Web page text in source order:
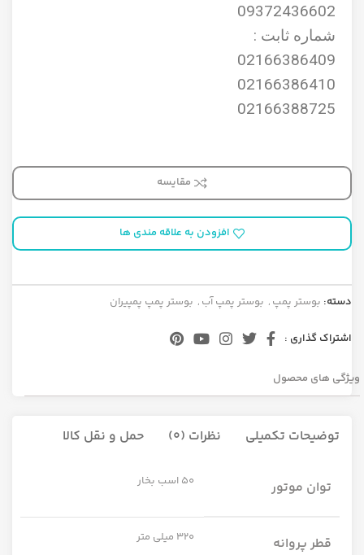
09372436602
شماره ثابت :
02166386409
02166386410
02166388725
مقایسه
افزودن به علاقه مندی ها
دسته: بوستر پمپ , بوستر پمپ آب , بوستر پمپ پمپیران
اشتراک گذاری :
ویژگی های محصول
توضیحات تکمیلی نظرات (0) حمل و نقل کالا
توان موتور 50 اسب بخار
قطر پروانه 320 میلی متر